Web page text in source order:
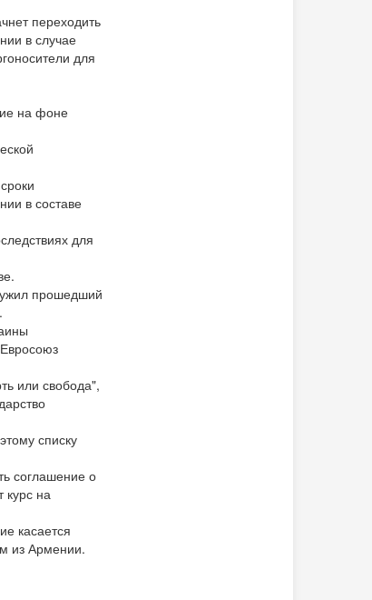
переходить
в случае
для
на фоне
в составе
для
прошедший
или свобода",
списку
соглашение о
курс на
касается
из Армении.